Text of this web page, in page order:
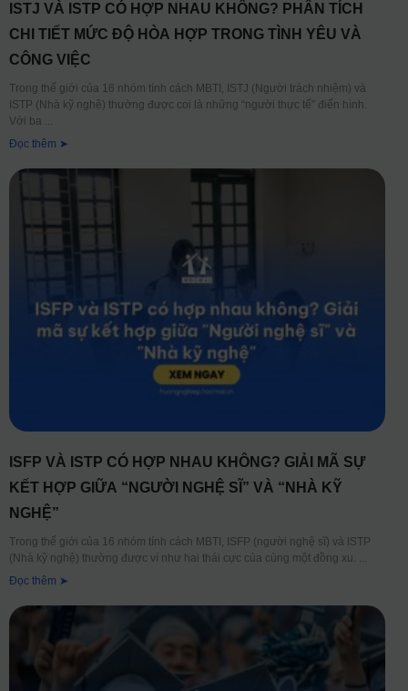
ISTJ VÀ ISTP CÓ HỢP NHAU KHÔNG? PHÂN TÍCH
CHI TIẾT MỨC ĐỘ HÒA HỢP TRONG TÌNH YÊU VÀ
CÔNG VIỆC
Trong thế giới của 16 nhóm tính cách MBTI, ISTJ (Người trách nhiệm) và
ISTP (Nhà kỹ nghệ) thường được coi là những “người thực tế” điển hình.
Với ba
Đọc thêm ➤
ISFP VÀ ISTP CÓ HỢP NHAU KHÔNG? GIẢI MÃ SỰ
KẾT HỢP GIỮA “NGƯỜI NGHỆ SĨ” VÀ “NHÀ KỸ
NGHỆ”
Trong thế giới của 16 nhóm tính cách MBTI, ISFP (người nghệ sĩ) và ISTP
(Nhà kỹ nghệ) thường được ví như hai thái cực của cùng một đồng xu.
Đọc thêm ➤